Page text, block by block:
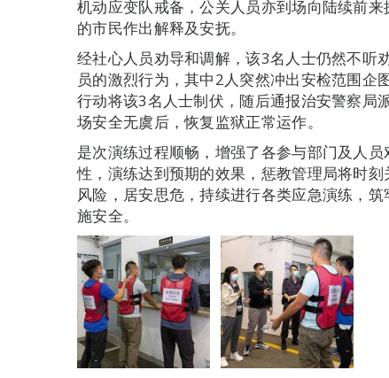
机动应变队戒备，公关人员亦到场向陆续前
的市民作出解释及安抚。
经社心人员劝导和调解，该3名人士仍然不听
员的激烈行为，其中2人突然冲出安检范围企
行动将该3名人士制伏，随后通报治安警察局
场安全无虞后，恢复监狱正常运作。
是次演练过程顺畅，增强了各参与部门及人
性，演练达到预期的效果，惩教管理局将时
风险，居安思危，持续进行各类应急演练，
施安全。